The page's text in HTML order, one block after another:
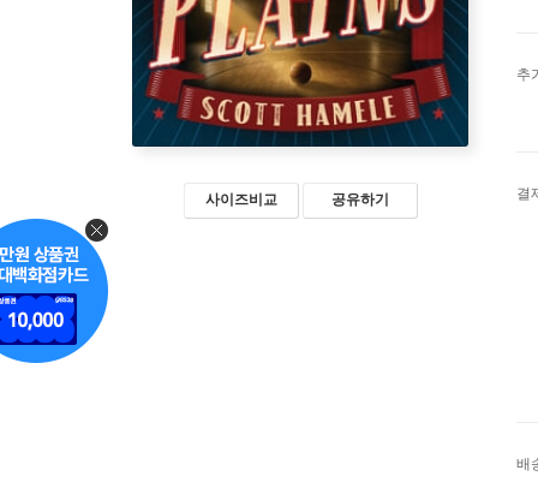
사이즈비교 공유하기
추
결
배